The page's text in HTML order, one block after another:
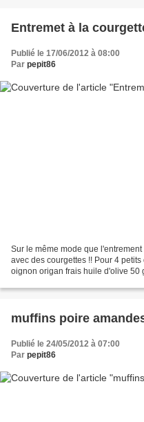
Entremet à la
Publié le 17/06/2012 à 08:00
Par pepit86
Sur le même mode que
avec des courgettes !! Pour 4
oignon origan frais huile d'olive 50
muffins poire
Publié le 24/05/2012 à 07:00
Par pepit86